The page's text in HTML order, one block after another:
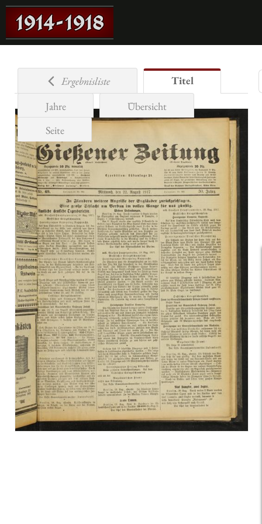
Ergebnisliste
Titel
Jahre
Übersicht
Seite